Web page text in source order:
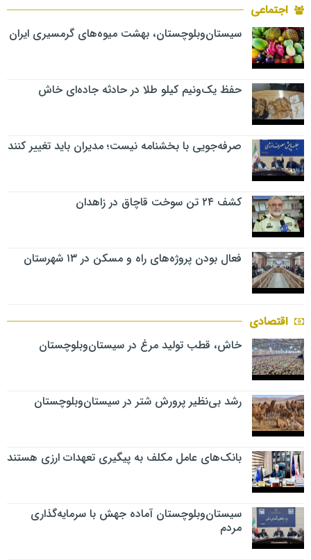
اجتماعی
سیستان‌وبلوچستان، بهشت میوه‌های گرمسیری ایران
حفظ یک‌ونیم کیلو طلا در حادثه جاده‌ای خاش
صرفه‌جویی با بخشنامه نیست؛ مدیران باید تغییر کنند
کشف ۲۴ تن سوخت قاچاق در زاهدان
فعال بودن پروژه‌های راه و مسکن در ۱۳ شهرستان
اقتصادی
خاش، قطب تولید مرغ در سیستان‌وبلوچستان
رشد بی‌نظیر پرورش شتر در سیستان‌وبلوچستان
بانک‌های عامل مکلف به پیگیری تعهدات ارزی هستند
سیستان‌وبلوچستان آماده جهش با سرمایه‌گذاری
مردم